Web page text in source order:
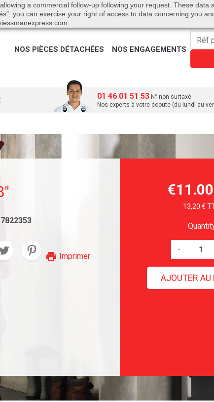
English
NOS PIÈCES DÉTACHÉES NOS ENGAGEMENTS
01 46 01 51 53 N° non surtaxé
Nos experts à votre écoute (du lundi au
7822353
print Imprimer
13,20 €
-
AJOUTER AU
a commercial follow-up following your request. These data
you can exercise your right of access to data concerning you